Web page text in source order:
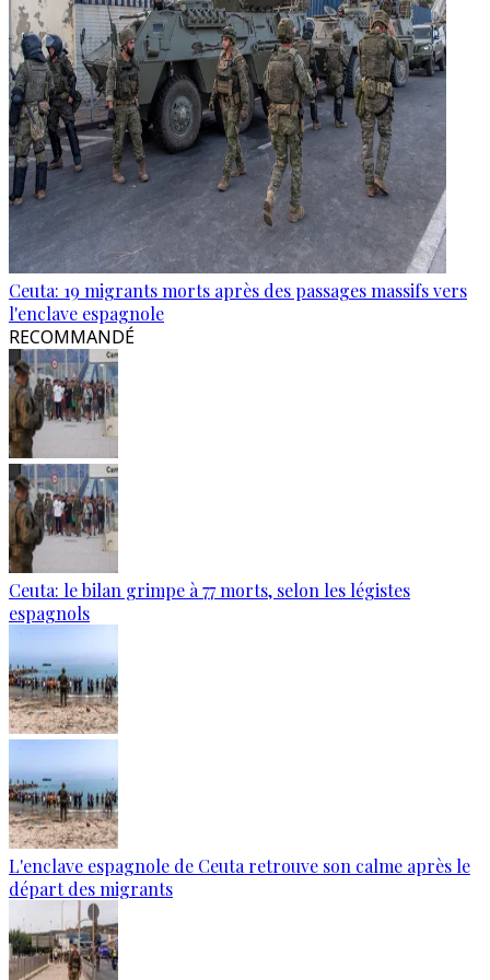
Ceuta: 19 migrants morts après des passages massifs vers
l'enclave espagnole
RECOMMANDÉ
Ceuta: le bilan grimpe à 77 morts, selon les légistes
espagnols
L'enclave espagnole de Ceuta retrouve son calme après le
départ des migrants